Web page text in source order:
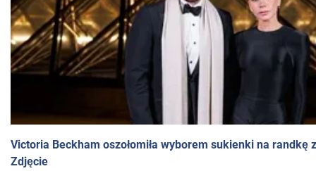
Victoria Beckham oszołomiła wyborem sukienki na randkę
Zdjęcie